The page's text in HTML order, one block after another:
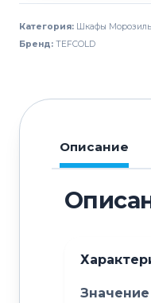
UF200VS
Категория: Шкафы
Бренд: TEFCOLD
Описание
Значение